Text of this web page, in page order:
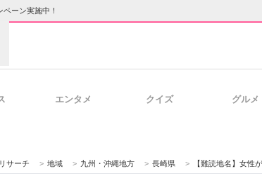
ーン実施中！
エンタメ クイズ グルメ
リサーチ > 地域 > 九州・沖縄地方 > 長崎県 > 【難読地名】女性が選ぶ「地元民